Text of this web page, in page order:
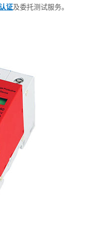
证及委托测试服务。